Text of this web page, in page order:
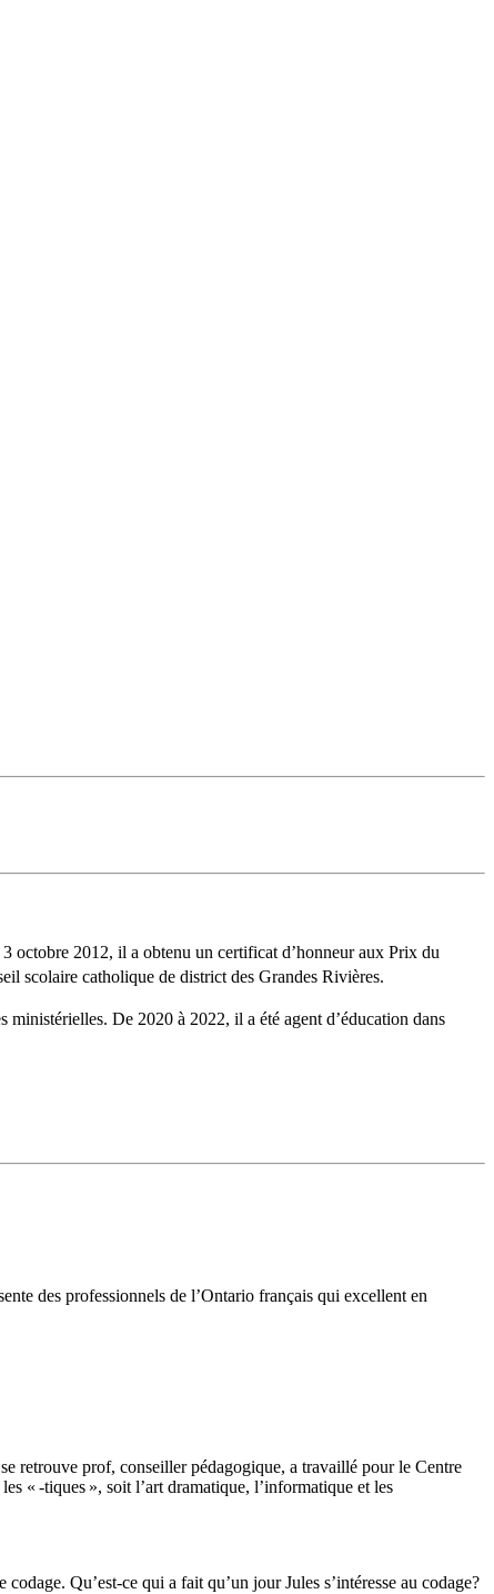
octobre 2012, il a obtenu un certificat d’honneur aux Prix du
scolaire catholique de district des Grandes Rivières.
De 2020 à 2022, il a été agent d’éducation dans
des professionnels de l’Ontario français qui excellent en
retrouve prof, conseiller pédagogique, a travaillé pour le Centre
« -tiques », soit l’art dramatique, l’informatique et les
Qu’est-ce qui a fait qu’un jour Jules s’intéresse au codage?